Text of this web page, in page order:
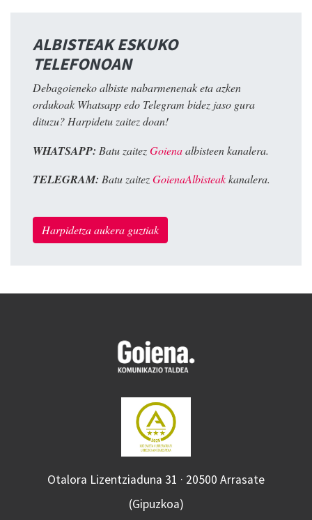
ALBISTEAK ESKUKO
TELEFONOAN
Debagoieneko albiste nabarmenenak eta azken
ordukoak Whatsapp edo Telegram bidez jaso gura
dituzu? Harpidetu zaitez doan!
WHATSAPP: Batu zaitezGoienaalbisteen kanalera.
TELEGRAM: Batu zaitezGoienaAlbisteakkanalera.
Harpidetza aukera guztiak
Otalora Lizentziaduna 31 · 20500 Arrasate
(Gipuzkoa)